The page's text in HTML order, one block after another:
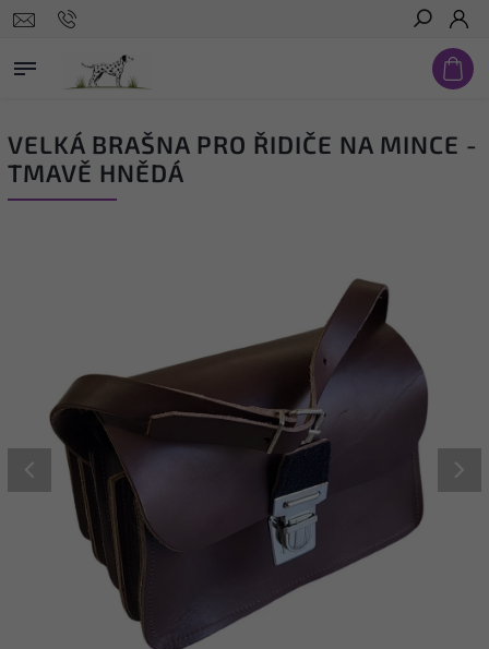
Hledat
VELKÁ BRAŠNA PRO ŘIDIČE NA MINCE -
TMAVĚ HNĚDÁ